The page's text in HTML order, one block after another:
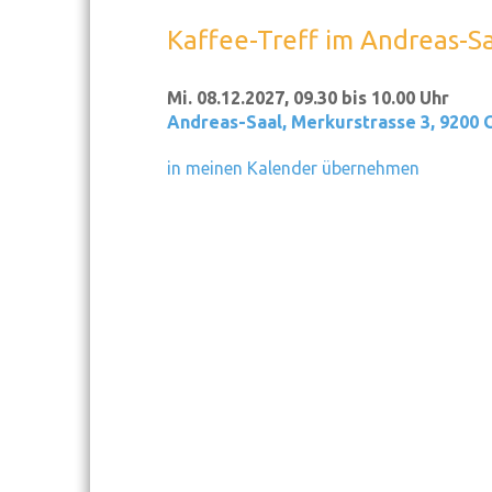
Kaffee-Treff im Andreas-
Mi. 08.12.2027, 09.30 bis 10.00 Uhr
Andreas-Saal, Merkurstrasse 3, 9200
in meinen Kalender übernehmen